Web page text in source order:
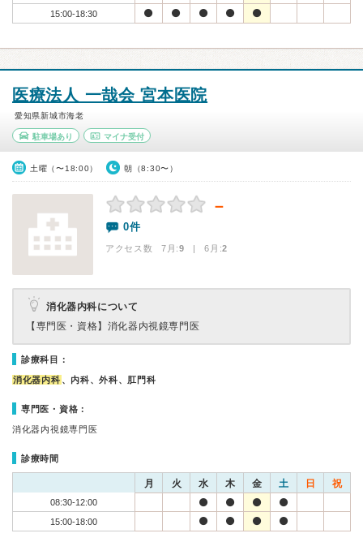
15:00-18:30
医療法人 一哉会 宮本医院
愛知県新城市海老
駐車場あり マイナ受付
土曜（〜18:00） 朝（8:30〜）
－
0件
アクセス数 7月:9 | 6月:2
消化器内科について
【専門医・資格】 消化器内視鏡専門医
診療科目：
消化器内科 、内科、外科、肛門科
専門医・資格：
消化器内視鏡専門医
診療時間
月 火 水 木 金 土 日 祝
08:30-12:00
15:00-18:00